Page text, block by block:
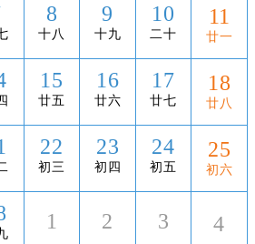
8
十八
9
十九
10
二十
11
廿一
15
廿五
16
廿六
17
廿七
18
廿八
22
初三
23
初四
24
初五
25
初六
1 2 3 4